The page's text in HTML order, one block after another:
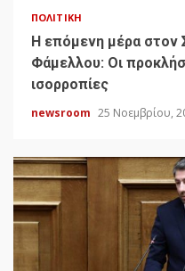
ΠΟΛΙΤΙΚΉ
H επόμενη μέρα στον
Φάμελλου: Οι
ισορροπίες
newsroom 25 Νοεμβρίου,